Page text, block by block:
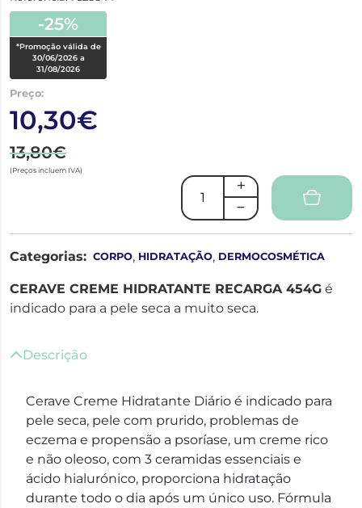
-25%
*Promoção válida de
30/06/2026 a
31/08/2026
Preço:
10,30€
13,80€
(Preços incluem IVA)
Categorias: CORPO, HIDRATAÇÃO, DERMOCOSMÉTICA
CERAVE CREME HIDRATANTE RECARGA 454G é
indicado para a pele seca a muito seca.
Descrição
Cerave Creme Hidratante Diário é indicado para
pele seca, pele com prurido, problemas de
eczema e propensão a psoríase, um creme rico
e não oleoso, com 3 ceramidas essenciais e
ácido hialurónico, proporciona hidratação
durante todo o dia após um único uso. Fórmula